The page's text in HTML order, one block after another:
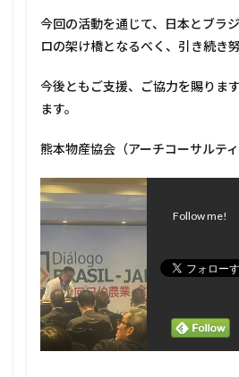
今回の活動を通じて、日本とブラ
ロの架け橋となるべく、引き続き
今後ともご支援、ご協力を賜りま
ます。
熊本物産協会（アーチコーサルティ
Follow me!